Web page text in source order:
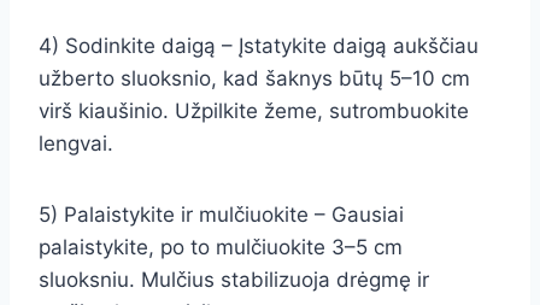
4) Sodinkite daigą – Įstatykite daigą aukščiau
užberto sluoksnio, kad šaknys būtų 5–10 cm
virš kiaušinio. Užpilkite žeme, sutrombuokite
lengvai.
5) Palaistykite ir mulčiuokite – Gausiai
palaistykite, po to mulčiuokite 3–5 cm
sluoksniu. Mulčius stabilizuoja drėgmę ir